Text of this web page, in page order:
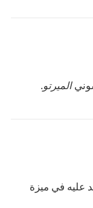
الميرتو.
عليه في ميزة